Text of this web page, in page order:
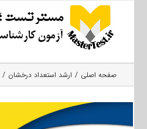
صفحه اصلی ارشد استعداد درخشان